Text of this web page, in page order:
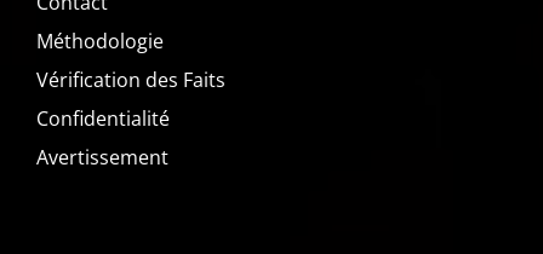
Méthodologie
Vérification des Faits
Confidentialité
Avertissement